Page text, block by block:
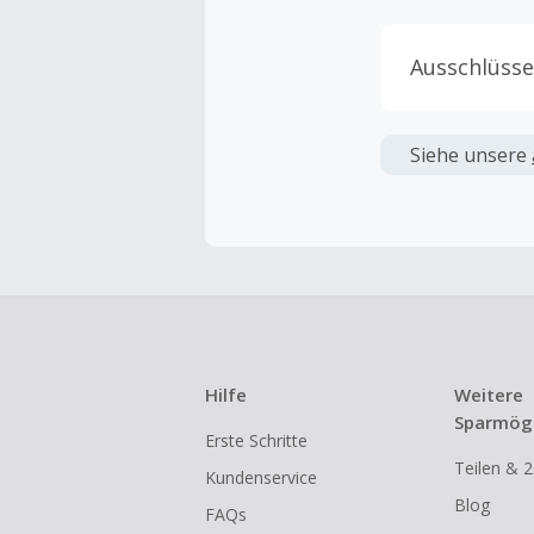
Ausschlüsse
verwendet
Händlern
gestartet
Siehe unsere
Hilfe
Erste Schritte
Kundenservice
FAQs
Weitere
Teilen &
Blog